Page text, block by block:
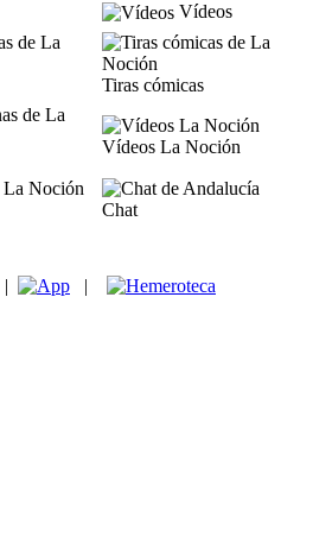
Vídeos
Tiras cómicas
Vídeos La Noción
Chat
| |